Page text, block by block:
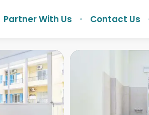
Partner With Us Contact Us